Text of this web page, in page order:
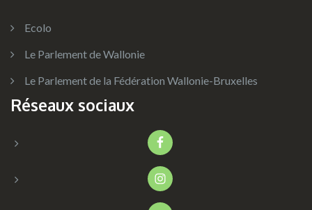
Ecolo
Le Parlement de Wallonie
Le Parlement de la Fédération Wallonie-Bruxelles
Réseaux sociaux